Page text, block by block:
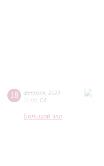
18 февраля 2023
20:00 Сб
Большой зал